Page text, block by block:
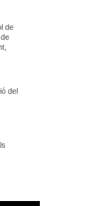
de
del